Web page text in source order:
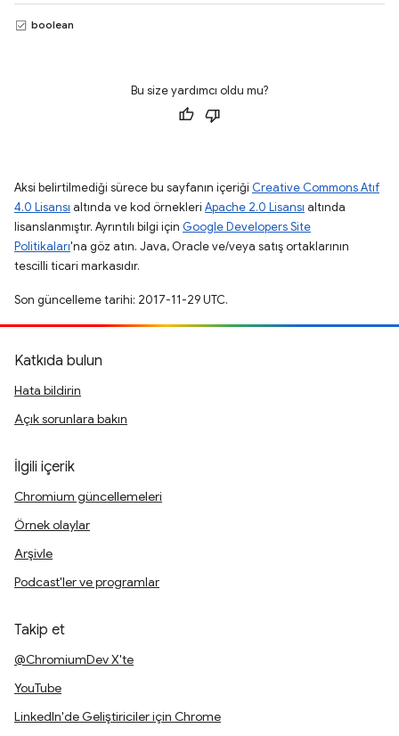
boolean
Bu size yardımcı oldu mu?
Aksi belirtilmediği sürece bu sayfanın içeriği Creative Commons Atıf
4.0 Lisansı altında ve kod örnekleri Apache 2.0 Lisansı altında
lisanslanmıştır. Ayrıntılı bilgi için Google Developers Site
Politikaları'na göz atın. Java, Oracle ve/veya satış ortaklarının
tescilli ticari markasıdır.
Son güncelleme tarihi: 2017-11-29 UTC.
Katkıda bulun
Hata bildirin
Açık sorunlara bakın
İlgili içerik
Chromium güncellemeleri
Örnek olaylar
Arşivle
Podcast'ler ve programlar
Takip et
@ChromiumDev X'te
YouTube
LinkedIn'de Geliştiriciler için Chrome